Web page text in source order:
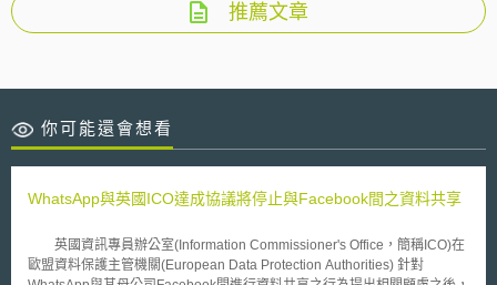
推薦文章
你可能還會想看
WhatsApp與英國ICO達成協議將停止與Facebook間之資料共享
英國資訊專員辦公室(Information Commissioner's Office，簡稱ICO)在
歐盟資料保護主管機關(European Data Protection Authorities) 針對